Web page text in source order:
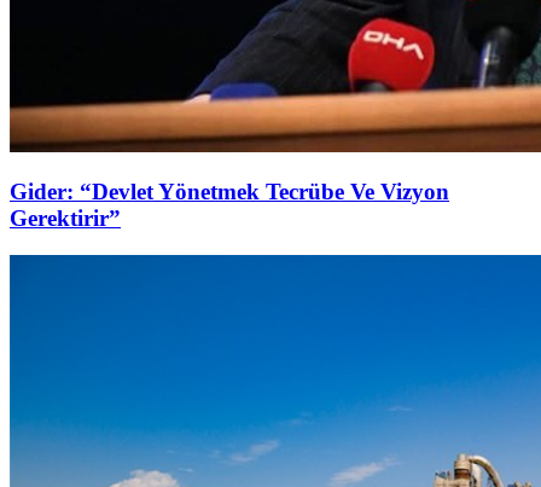
Gider: “Devlet Yönetmek Tecrübe Ve Vizyon
Gerektirir”